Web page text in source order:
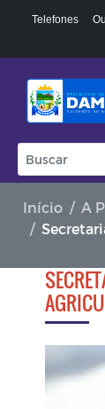
Telefones
Início A
Secretaria